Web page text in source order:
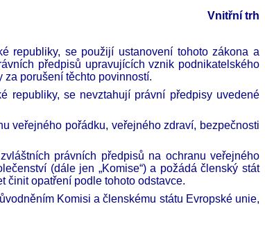
Vnitřní trh
republiky, se použijí ustanovení tohoto zákona a
předpisů upravujících vznik podnikatelského
porušení těchto povinností.
republiky, se nevztahují právní předpisy uvedené
veřejného pořádku, veřejného zdraví, bezpečnosti
právních předpisů na ochranu veřejného
(dále jen „Komise“) a požádá členský stát
činit opatření podle tohoto odstavce.
Komisi a členskému státu Evropské unie,